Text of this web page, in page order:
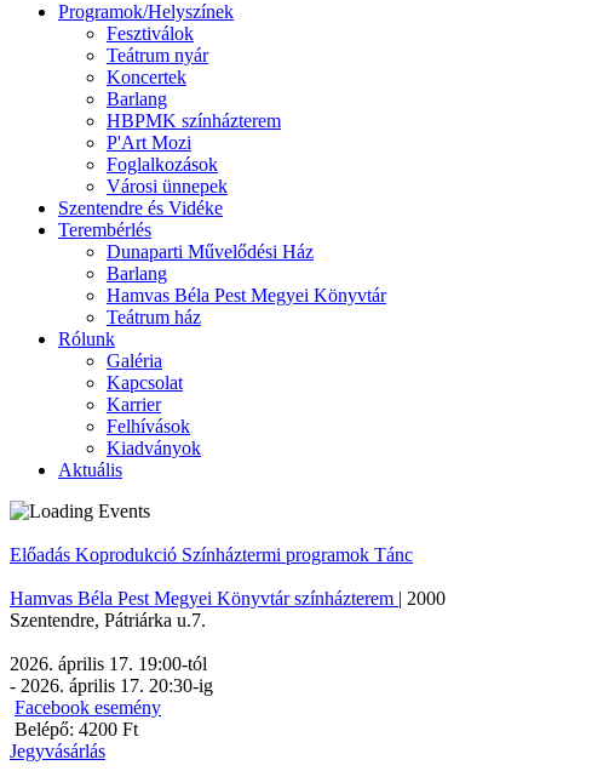
Programok/Helyszínek
Fesztiválok
Teátrum nyár
Koncertek
Barlang
HBPMK színházterem
P'Art Mozi
Foglalkozások
Városi ünnepek
Szentendre és Vidéke
Terembérlés
Dunaparti Művelődési Ház
Barlang
Hamvas Béla Pest Megyei Könyvtár
Teátrum ház
Rólunk
Galéria
Kapcsolat
Karrier
Felhívások
Kiadványok
Aktuális
Előadás Koprodukció Színháztermi programok Tánc
Hamvas Béla Pest Megyei Könyvtár színházterem | 2000
Szentendre, Pátriárka u.7.
2026. április 17. 19:00-tól
- 2026. április 17. 20:30-ig
Facebook esemény
Belépő: 4200 Ft
Jegyvásárlás